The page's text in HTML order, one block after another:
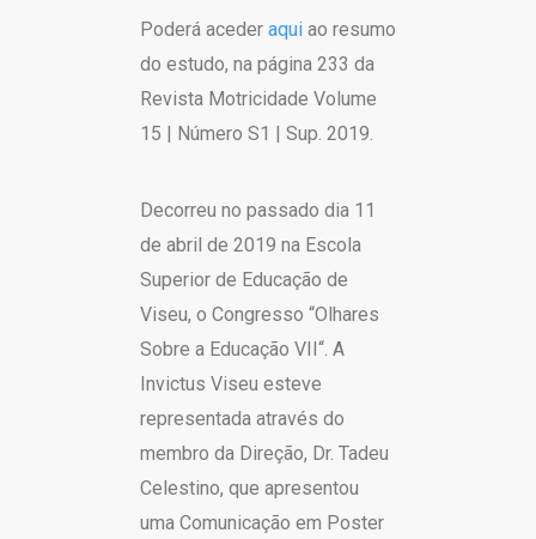
Poderá aceder aquiao resumo
do estudo, na página 233 da
Revista Motricidade Volume
15 | Número S1 | Sup. 2019.
Decorreu no passado dia 11
de abril de 2019 na Escola
Superior de Educação de
Viseu, o Congresso “Olhares
Sobre a Educação VII“. A
Invictus Viseu esteve
representada através do
membro da Direção, Dr. Tadeu
Celestino, que apresentou
uma Comunicação em Poster